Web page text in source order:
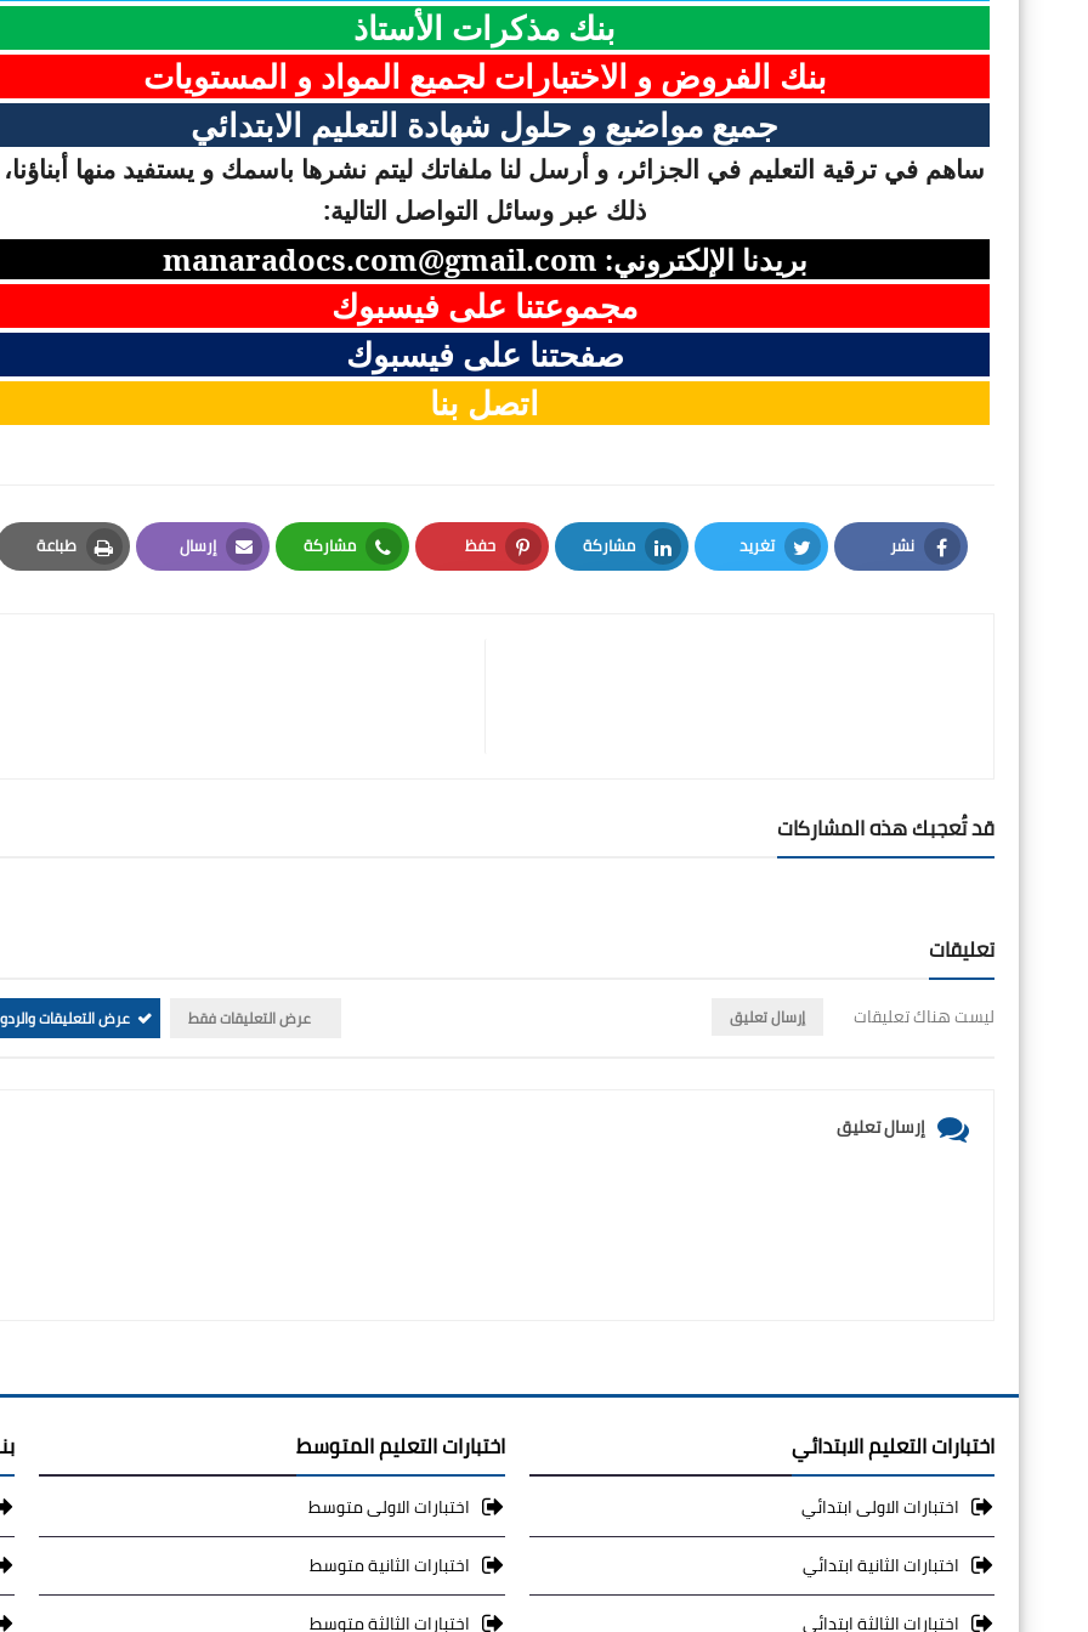
بنك مذكرات الأستاذ
بنك الفروض و الاختبارات لجميع المواد و المستويات
جميع مواضيع و حلول شهادة التعليم الابتدائي
ساهم في ترقية التعليم في الجزائر، و أرسل لنا ملفاتك ليتم نشرها باسمك و يستفيد منها
ذلك عبر وسائل التواصل التالية:
بريدنا الإلكتروني: manaradocs.com@gmail.com
مجموعتنا على فيسبوك
صفحتنا على فيسبوك
اتصل بنا
نشر
Facebook
تغريد
Twitter
مشاركة
LinkedIn
حفظ
Pinterest
مشاركة
Whatsapp
إرسال
Email
طباعة
Print
قد تُعجبك هذه المشاركات
تعليقات
ليست هناك تعليقات إرسال تعليق عرض التعليقات فقط عرض التعليقات
إرسال تعليق
اختبارات التعليم الابتدائي
اختبارات الاولى ابتدائي
اختبارات الثانية ابتدائي
اختبارات الثالثة ابتدائي
اختبارات التعليم المتوسط
اختبارات الاولى متوسط
اختبارات الثانية متوسط
اختبارات الثالثة متوسط